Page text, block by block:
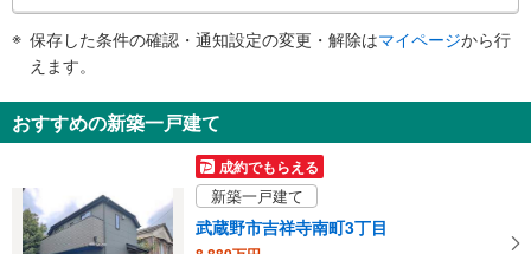
・点字案内（券売機・運賃表・階段手すり）
・ＡＥＤ
知
を
け
取
る
保存した条件の確認・通知設定の変更・解除はマイページから行
えます。
おすすめの新築一戸建て
成約でもらえる
新築一戸建て
武蔵野市吉祥寺南町3丁目